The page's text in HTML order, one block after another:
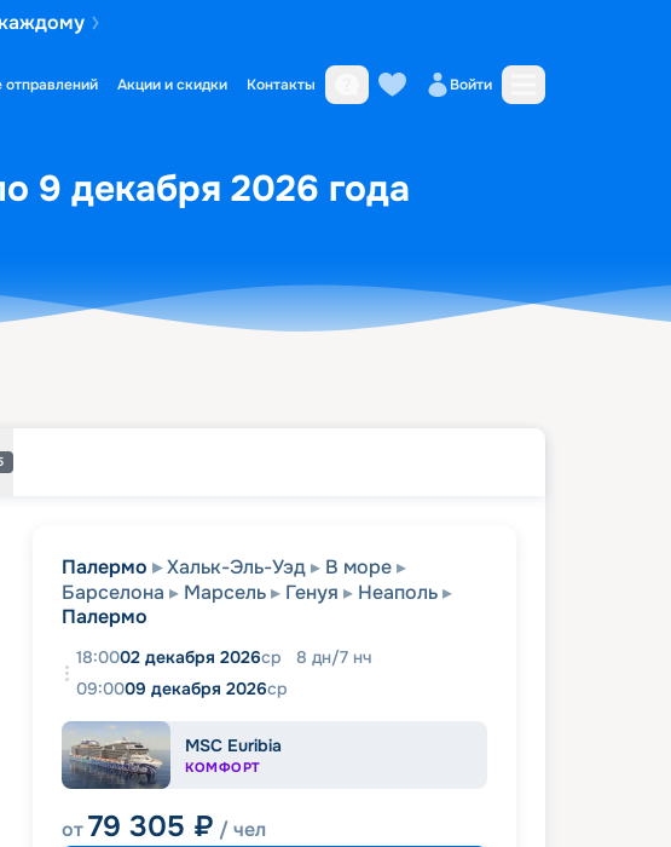
отправлений Акции и скидки Контакты Войти
9 декабря 2026 года
Палермо Хальк-Эль-Уэд
В море
Барселона
Марсель Генуя
Неаполь
Палермо
18:0002 декабря 2026ср 8 дн/7 нч
09:0009 декабря 2026ср
MSC Euribia
КОМФОРТ
от79 305 ₽ / чел